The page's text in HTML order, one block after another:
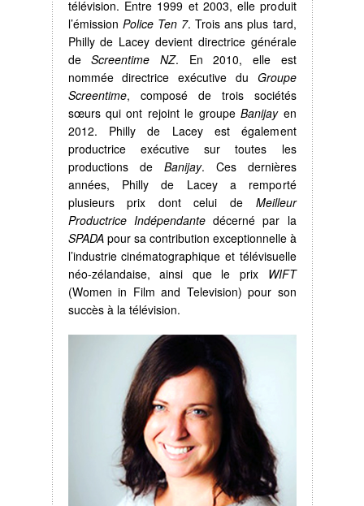
télévision. Entre 1999 et 2003, elle produit
l’émission Police Ten 7. Trois ans plus tard,
Philly de Lacey devient directrice générale
deScreentime NZ. En 2010, elle est
nommée directrice exécutive du Groupe
Screentime, composé de trois sociétés
sœurs qui ont rejoint le groupeBanijayen
2012. Philly de Lacey est également
productrice exécutive sur toutes les
productions de Banijay. Ces dernières
années, Philly de Lacey a remporté
plusieurs prix dont celui de Meilleur
Productrice Indépendantedécerné par la
SPADApour sa contribution exceptionnelle à
l’industrie cinématographique et télévisuelle
néo-zélandaise, ainsi que le prix WIFT
(Women in Film and Television) pour son
succès à la télévision.